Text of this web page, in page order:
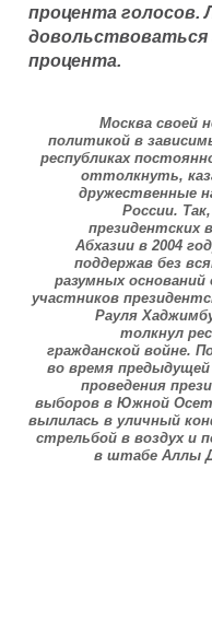
процента голосов.
довольствоваться
процента.
Москва своей
политикой в
республиках
оттолкнуть,
дружественные
России.
президентских
Абхазии в 2004
поддержав без
разумных оснований
участников
Рауля
толкнул
гражданской войне.
во время
проведения
выборов в Южной
вылилась в уличный
стрельбой в воздух и
в штабе Аллы